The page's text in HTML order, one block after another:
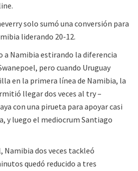
solo sumó una conversión para
liderando 20-12.
a Namibia estirando la diferencia
pero cuando Uruguay
en la primera línea de Namibia, la
llegar dos veces al try –
con una pirueta para apoyar casi
y luego el mediocrum Santiago
Namibia dos veces tackleó
quedó reducido a tres